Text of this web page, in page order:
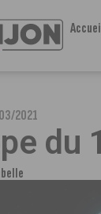
2021
du